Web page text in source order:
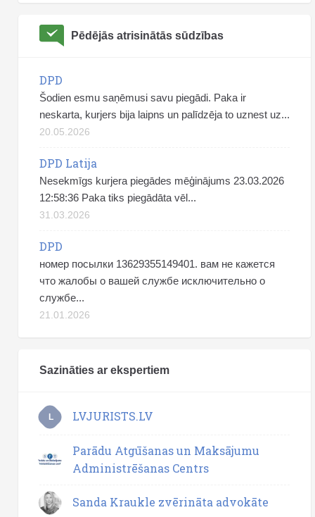
Pēdējās atrisinātās sūdzības
DPD
Šodien esmu saņēmusi savu piegādi. Paka ir
neskarta, kurjers bija laipns un palīdzēja to uznest uz...
20.05.2026
DPD Latija
Nesekmīgs kurjera piegādes mēģinājums 23.03.2026
12:58:36 Paka tiks piegādāta vēl...
31.03.2026
DPD
номер посылки 13629355149401. вам не кажется
что жалобы о вашей службе исключительно о
службе...
21.01.2026
Sazināties ar ekspertiem
L LVJURISTS.LV
Parādu Atgūšanas un Maksājumu
Administrēšanas Centrs
Sanda Kraukle zvērināta advokāte